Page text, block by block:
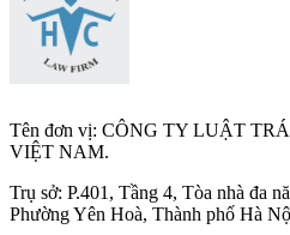
Tên đơn vị: CÔNG TY LUẬT
VIỆT NAM.
Trụ sở: P.401, Tầng 4, Tòa nhà đa
Phường Yên Hoà, Thành phố Hà Nộ